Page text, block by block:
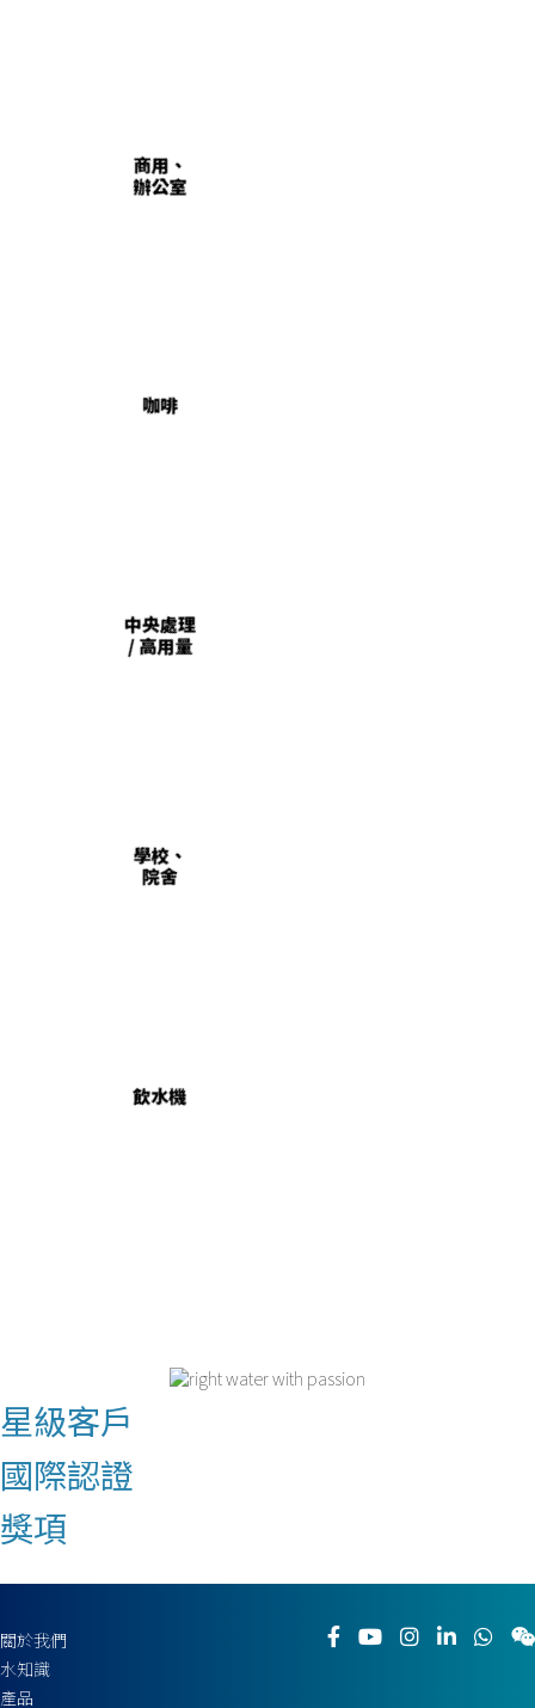
商用、
辦公室
咖啡
中央處理
/ 高用量
學校、
院舍
飲水機
星級客戶
國際認證
獎項
關於我們
水知識
產品